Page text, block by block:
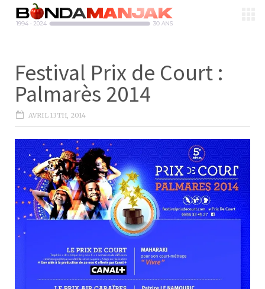
Festival Prix de Court :
Palmarès 2014
AVRIL 13TH, 2014